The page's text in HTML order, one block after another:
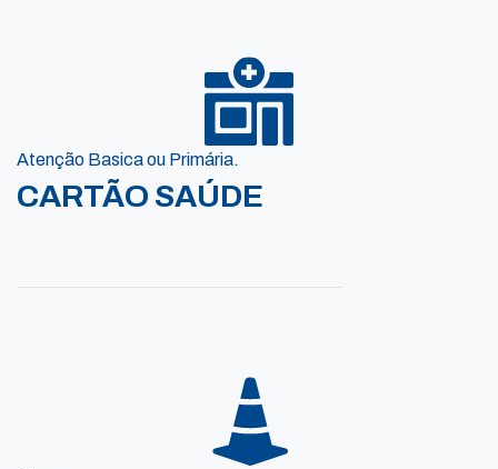
Atenção Basica ou Primária.
CARTÃO SAÚDE